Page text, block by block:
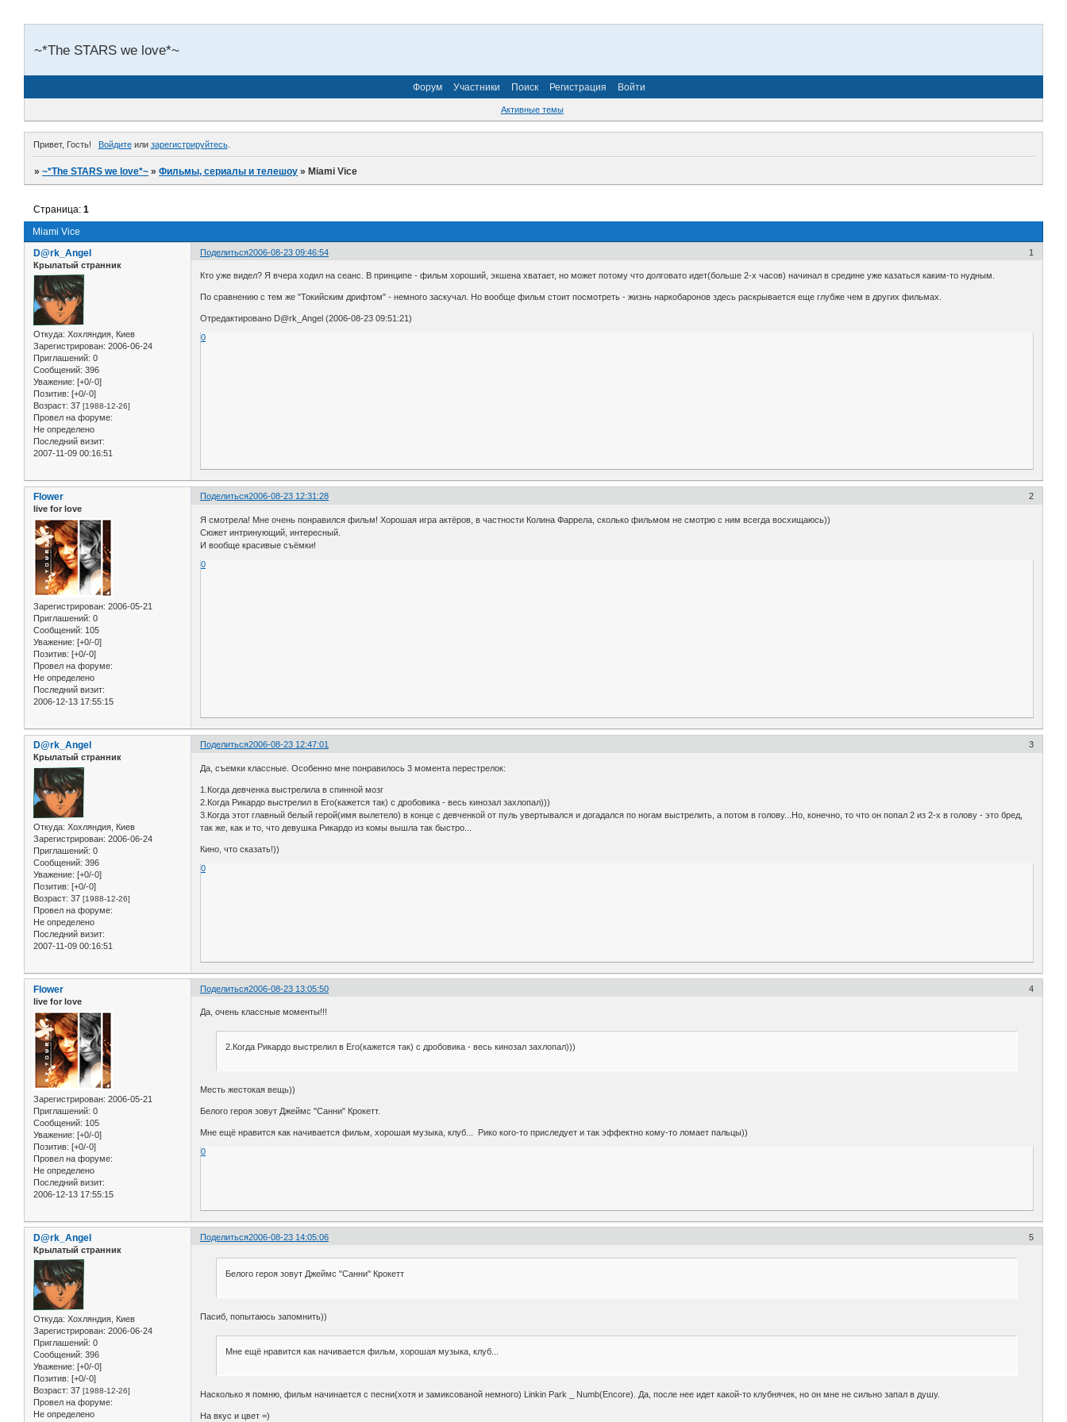
~*The STARS we love*~
Форум Участники Поиск Регистрация Войти
Активные темы
Привет, Гость! Войдитеили зарегистрируйтесь.
»~*The STARS we love*~ »Фильмы, сериалы и телешоу »Miami Vice
Miami Vice
Страница:1
Поделиться 1
2006-08-23 09:46:54
D@rk_Angel
Крылатый странник
Откуда: Хохляндия, Киев
Зарегистрирован: 2006-06-24
Приглашений: 0
Сообщений: 396
Уважение: [+0/-0]
Позитив: [+0/-0]
Возраст: 37 [1988-12-26]
Провел на форуме:
Не определено
Последний визит:
2007-11-09 00:16:51
Кто уже видел? Я вчера ходил на сеанс. В принципе - фильм хороший, экшена хватает, но может потому что долговато идет(больше 2-х часов) начинал в средине уже казаться каким-то нудным.
По сравнению с тем же "Токийским дрифтом" - немного заскучал. Но вообще фильм стоит посмотреть - жизнь наркобаронов здесь раскрывается еще глубже чем в других фильмах.
Отредактировано D@rk_Angel (2006-08-23 09:51:21)
0
Поделиться 2
2006-08-23 12:31:28
Flower
live for love
Зарегистрирован: 2006-05-21
Приглашений: 0
Сообщений: 105
Уважение: [+0/-0]
Позитив: [+0/-0]
Провел на форуме:
Не определено
Последний визит:
2006-12-13 17:55:15
Я смотрела! Мне очень понравился фильм! Хорошая игра актёров, в частности Колина Фаррела, сколько фильмом не смотрю с ним всегда восхищаюсь))
Сюжет интринующий, интересный.
И вообще красивые съёмки!
0
Поделиться 3
2006-08-23 12:47:01
D@rk_Angel
Крылатый странник
Откуда: Хохляндия, Киев
Зарегистрирован: 2006-06-24
Приглашений: 0
Сообщений: 396
Уважение: [+0/-0]
Позитив: [+0/-0]
Возраст: 37 [1988-12-26]
Провел на форуме:
Не определено
Последний визит:
2007-11-09 00:16:51
Да, съемки классные. Особенно мне понравилось 3 момента перестрелок:
1.Когда девченка выстрелила в спинной мозг
2.Когда Рикардо выстрелил в Его(кажется так) с дробовика - весь кинозал захлопал)))
3.Когда этот главный белый герой(имя вылетело) в конце с девченкой от пуль увертывался и догадался по ногам выстрелить, а потом в голову...Но, конечно, то что он попал 2 из 2-х в голову - это бред,
так же, как и то, что девушка Рикардо из комы вышла так быстро...
Кино, что сказать!))
0
Поделиться 4
2006-08-23 13:05:50
Flower
live for love
Зарегистрирован: 2006-05-21
Приглашений: 0
Сообщений: 105
Уважение: [+0/-0]
Позитив: [+0/-0]
Провел на форуме:
Не определено
Последний визит:
2006-12-13 17:55:15
Да, очень классные моменты!!!
2.Когда Рикардо выстрелил в Его(кажется так) с дробовика - весь кинозал захлопал)))
Месть жестокая вещь))
Белого героя зовут Джеймс "Санни" Крокетт.
Мне ещё нравится как начивается фильм, хорошая музыка, клуб... Рико кого-то приследует и так эффектно кому-то ломает пальцы))
0
Поделиться 5
2006-08-23 14:05:06
D@rk_Angel
Крылатый странник
Откуда: Хохляндия, Киев
Зарегистрирован: 2006-06-24
Приглашений: 0
Сообщений: 396
Уважение: [+0/-0]
Позитив: [+0/-0]
Возраст: 37 [1988-12-26]
Провел на форуме:
Не определено
Белого героя зовут Джеймс "Санни" Крокетт
Пасиб, попытаюсь запомнить))
Мне ещё нравится как начивается фильм, хорошая музыка, клуб...
Насколько я помню, фильм начинается с песни(хотя и замиксованой немного) Linkin Park _ Numb(Encore). Да, после нее идет какой-то клубнячек, но он мне не сильно запал в душу.
На вкус и цвет =)